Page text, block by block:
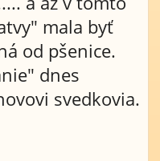
mala byť
od pšenice.
dnes
svedkovia.